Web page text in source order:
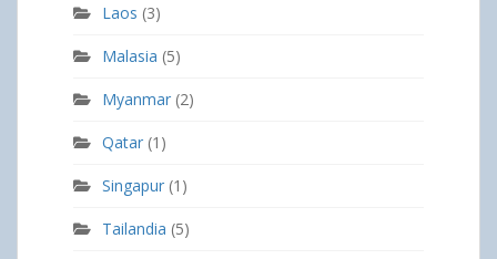
Laos (3)
Malasia (5)
Myanmar (2)
Qatar (1)
Singapur (1)
Tailandia (5)